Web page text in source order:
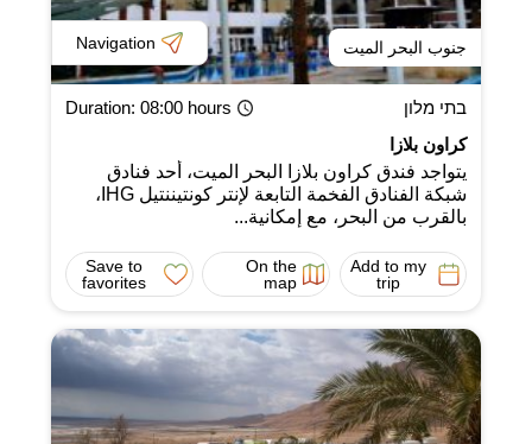
جنوب البحر الميت Navigation
בתי מלון Duration: 08:00 hours
كراون بلازا
يتواجد فندق كراون بلازا البحر الميت، أحد فنادق
شبكة الفنادق الفخمة التابعة لإنتر كونتيننتيل IHG،
بالقرب من البحر، مع إمكانية...
Add to my
trip
On the
map
Save to
favorites